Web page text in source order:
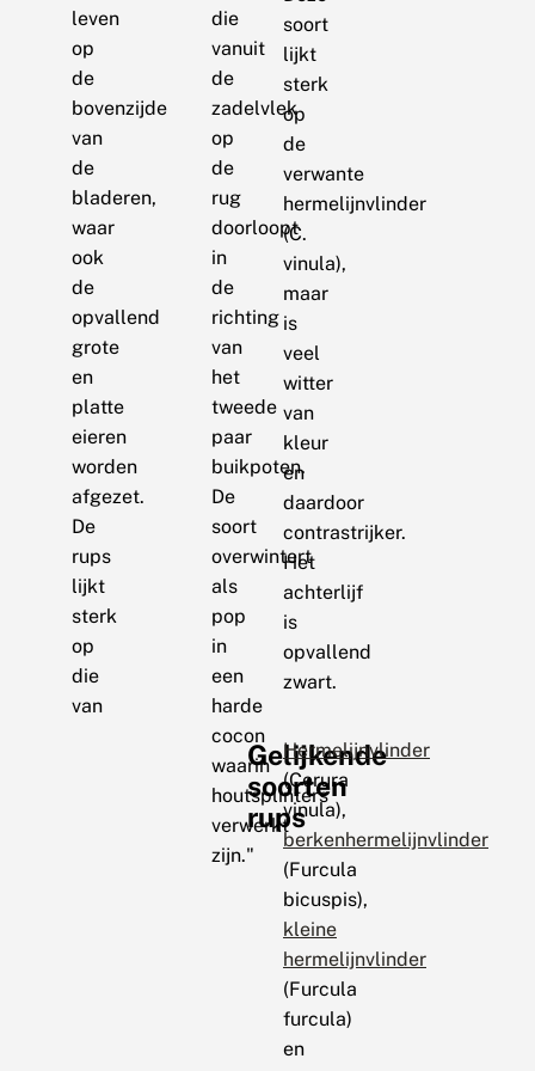
leven
op
de
bovenzijde
van
de
bladeren,
waar
ook
de
opvallend
grote
en
platte
eieren
worden
afgezet.
De
rups
lijkt
sterk
op
die
van
die
vanuit
de
zadelvlek
op
de
rug
doorloopt
in
de
richting
van
het
tweede
paar
buikpoten.
De
soort
overwintert
als
pop
in
een
harde
cocon
waarin
houtsplinters
verwerkt
zijn."
soort
lijkt
sterk
op
de
verwante
hermelijnvlinder
(C.
vinula),
maar
is
veel
witter
van
kleur
en
daardoor
contrastrijker.
Het
achterlijf
is
opvallend
zwart.
Gelijkende
soorten
rups
Hermelijnvlinder
(Cerura
vinula),
berkenhermelijnvlinder
(Furcula
bicuspis),
kleine
hermelijnvlinder
(Furcula
furcula)
en